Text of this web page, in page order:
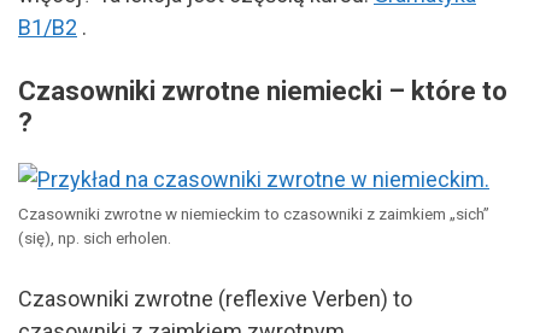
B1/B2 .
Czasowniki zwrotne niemiecki – które to
?
Czasowniki zwrotne w niemieckim to czasowniki z zaimkiem „sich”
(się), np. sich erholen.
Czasowniki zwrotne (reflexive Verben) to